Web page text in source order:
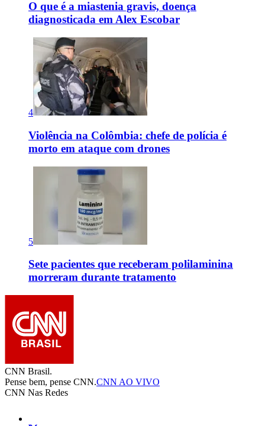
O que é a miastenia gravis, doença
diagnosticada em Alex Escobar
4
Violência na Colômbia: chefe de polícia é
morto em ataque com drones
5
Sete pacientes que receberam polilaminina
morreram durante tratamento
CNN Brasil.
Pense bem, pense CNN.CNN AO VIVO
CNN Nas Redes